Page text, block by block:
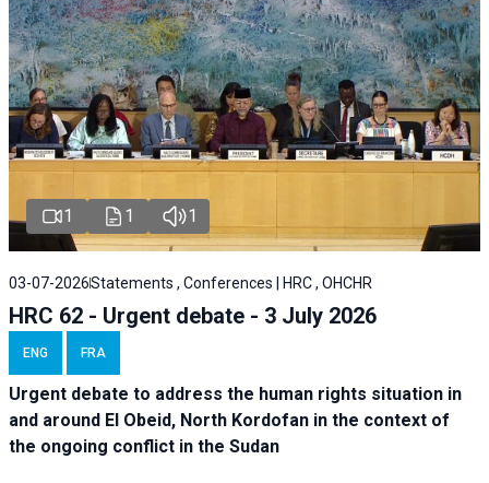
1 1 1
03-07-2026Statements , Conferences | HRC , OHCHR
HRC 62 - Urgent debate - 3 July 2026
ENG FRA
Urgent debate to address the human rights situation in
and around El Obeid, North Kordofan in the context of
the ongoing conflict in the Sudan